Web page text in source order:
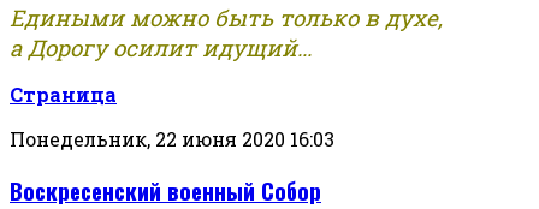
Едиными можно быть только в духе,
а Дорогу осилит идущий...
Страница
Понедельник, 22 июня 2020 16:03
Воскресенский военный Собор